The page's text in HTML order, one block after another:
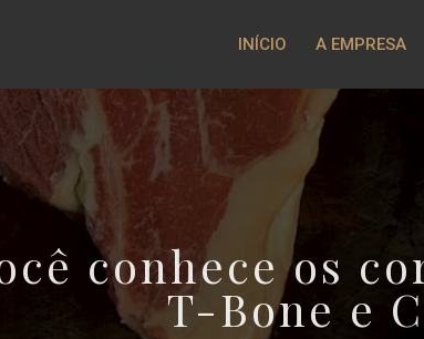
INÍCIO A EMPRESA
conhece os
T-Bone e